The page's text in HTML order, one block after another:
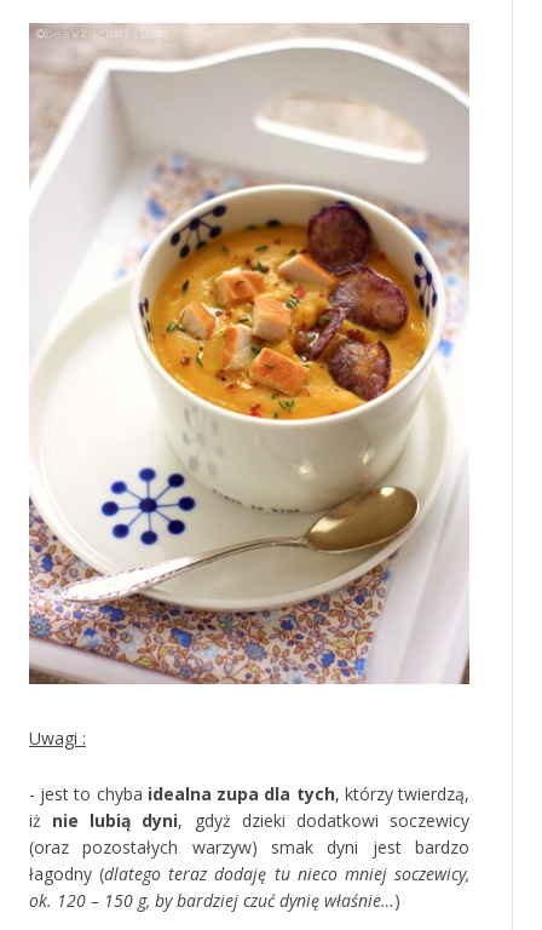
Uwagi :
- jest to chyba idealna zupa dla tych, którzy twierdzą,
iż nie lubią dyni, gdyż dzieki dodatkowi soczewicy
(oraz pozostałych warzyw) smak dyni jest bardzo
łagodny (dlatego teraz dodaję tu nieco mniej soczewicy,
ok. 120 – 150 g, by bardziej czuć dynię właśnie…)